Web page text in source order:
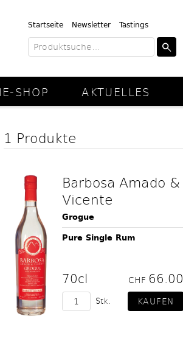
Startseite Newsletter Tastings
SHOP AKTUELLES
1 Produkte
Barbosa Amado &
Vicente
Grogue
Pure Single Rum
70cl CHF 66.00
Stk.